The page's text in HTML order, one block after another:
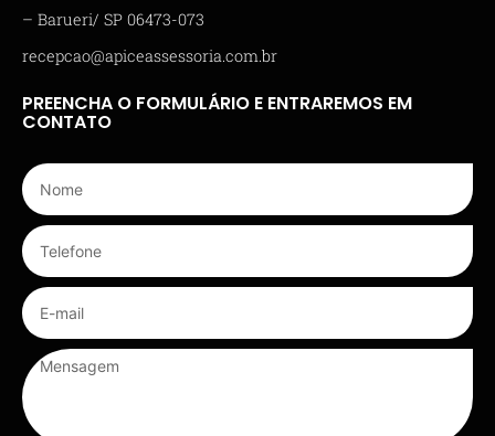
– Barueri/ SP 06473-073
recepcao@apiceassessoria.com.br
PREENCHA O FORMULÁRIO E ENTRAREMOS EM
CONTATO